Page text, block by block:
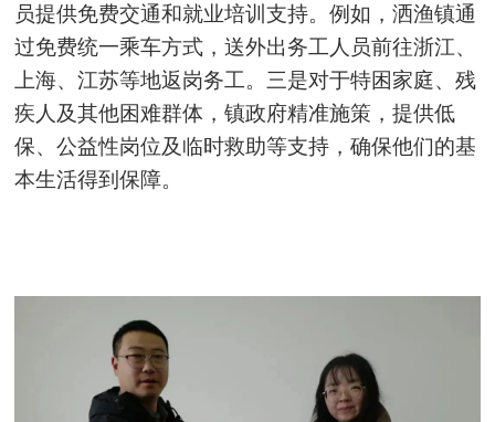
员提供免费交通和就业培训支持。例如，洒渔镇通
过免费统一乘车方式，送外出务工人员前往浙江、
上海、江苏等地返岗务工。三是对于特困家庭、残
疾人及其他困难群体，镇政府精准施策，提供低
保、公益性岗位及临时救助等支持，确保他们的基
本生活得到保障。